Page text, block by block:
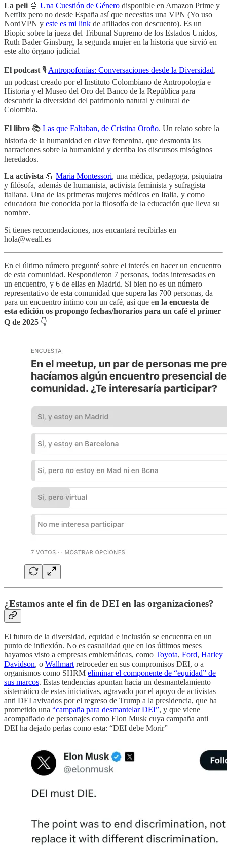
La peli 🍿 Una Cuestión de Género disponible en Amazon Prime y
Netflix pero no desde España así que necesitas una VPN (Yo uso
NordVPN y este es mi link de afiliados con descuento). Es un
Biopic sobre la jueza del Tribunal Supremo de los Estados Unidos,
Ruth Bader Ginsburg, la segunda mujer en la historia que sirvió en
este alto órgano judicial
El podcast 🎙️ Antropofonías: Conversaciones desde la Diversidad,
un podcast creado por el Instituto Colombiano de Antropología e
Historia y el Museo del Oro del Banco de la República para
descubrir la diversidad del patrimonio natural y cultural de
Colombia.
El libro 📚 Las que Faltaban, de Cristina Oroño. Un relato sobre la
historia de la humanidad en clave femenina, que desmonta las
narraciones sobre la humanidad y derriba los discursos misóginos
heredados.
La activista 💪 Maria Montessori, una médica, pedagoga, psiquiatra
y filósofa, además de humanista, activista feminista y sufragista
italiana. Una de las primeras mujeres médicos en Italia, y como
educadora fue conocida por la filosofía de la educación que lleva su
nombre.
Si tienes recomendaciones, nos encantará recibirlas en
hola@weall.es
En el último número pregunté sobre el interés en hacer un encuentro
de esta comunidad. Respondieron 7 personas, todas interesadas en
un encuentro, y 6 de ellas en Madrid. Si bien no es un número
representativo de esta comunidad que supera las 700 personas, da
para un encuentro íntimo con un café, así que en la encuesta de
esta edición os propongo fechas/horarios para un café el primer
Q de 2025 👇
¿Estamos ante el fin de DEI en las organizaciones?
El futuro de la diversidad, equidad e inclusión se encuentra en un
punto de inflexión. No es casualidad que en los últimos meses
hayamos visto a empresas emblemáticas, como Toyota, Ford, Harley
Davidson, o Wallmartretroceder en sus compromisos DEI, o a
organismos como SHRM eliminar el componente de “equidad” de
sus marcos. Estas tendencias apuntan hacia un desmantelamiento
sistemático de estas iniciativas, agravado por el apoyo de activistas
anti DEI avivados por el regreso de Trump a la presidencia, que ha
prometido una “campaña para desmantelar DEI”, y que viene
acompañado de personajes como Elon Musk cuya campaña anti
DEI ha dejado perlas como esta: “DEI debe Morir”